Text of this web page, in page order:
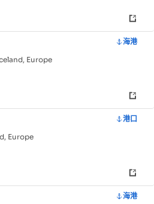
海港
Europe
港口
Europe
海港